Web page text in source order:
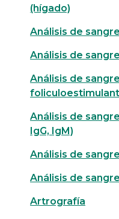
(hígado)
Análisis de
Análisis de
Análisis de
Análisis de
IgG, IgM)
Análisis de
Análisis de
Artrografía